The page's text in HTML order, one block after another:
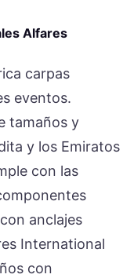
Alfares
carpas
eventos.
tamaños y
y los Emiratos
con las
anclajes
International
con